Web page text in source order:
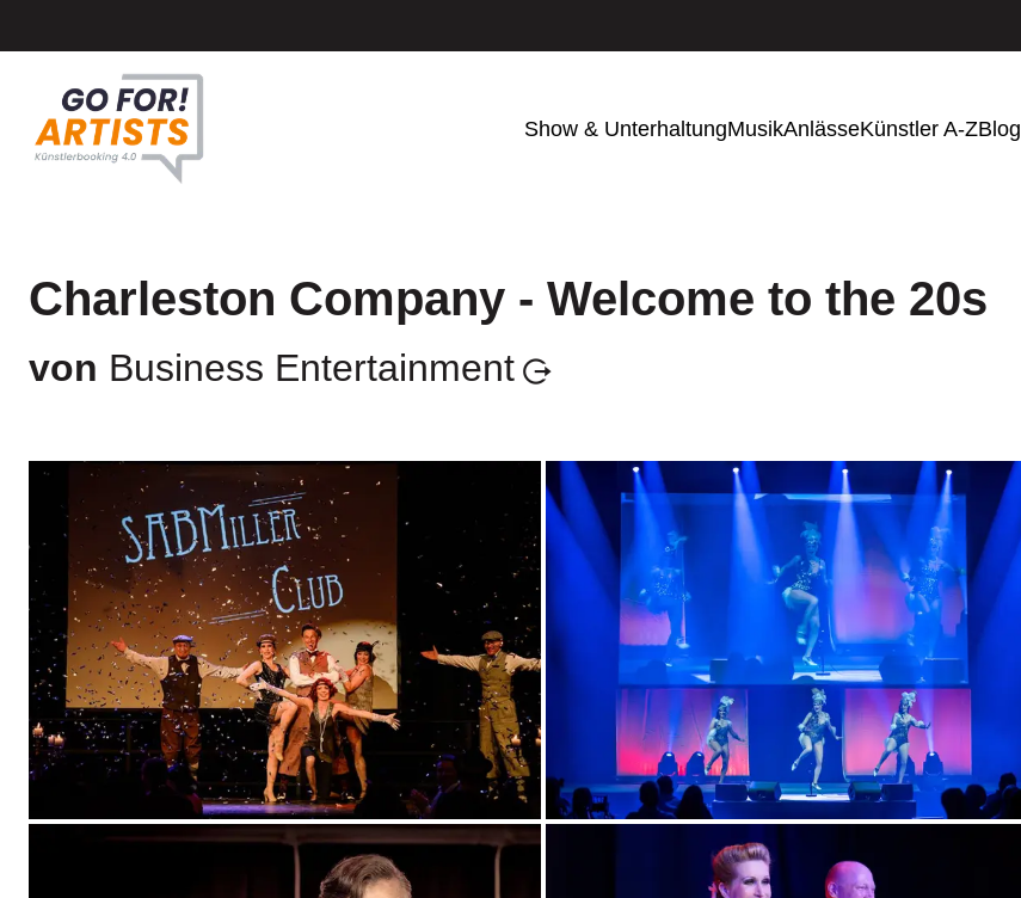
Show & UnterhaltungMusikAnlässeKünstler A-ZBlog
Charleston Company - Welcome to the 20s
von Business Entertainment